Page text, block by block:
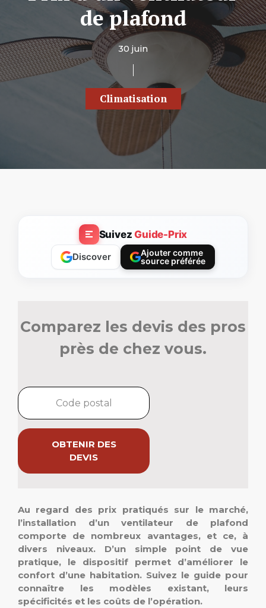
de plafond
30 juin
Climatisation
SuivezGuide-Prix
Discover
Ajouter comme
source préférée
Comparez les devis des pros
près de chez vous.
OBTENIR DES
DEVIS
Au regard des prix pratiqués sur le marché,
l’installation d’un ventilateur de plafond
comporte de nombreux avantages, et ce, à
divers niveaux. D’un simple point de vue
pratique, le dispositif permet d’améliorer le
confort d’une habitation. Suivez le guide pour
connaître les modèles existant, leurs
spécificités et les coûts de l’opération.